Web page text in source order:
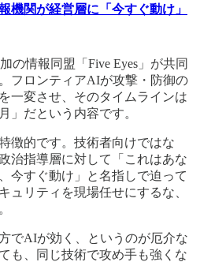
関が経営層に「今すぐ動け」
の情報同盟「Five Eyes」が共同
フロンティアAIが攻撃・防御の
一変させ、そのタイムラインは
」だという内容です。
徴的です。技術者向けではな
治指導層に対して「これはあな
今すぐ動け」と名指しで迫って
ュリティを現場任せにするな、
でAIが効く、というのが厄介な
も、同じ技術で攻め手も強くな